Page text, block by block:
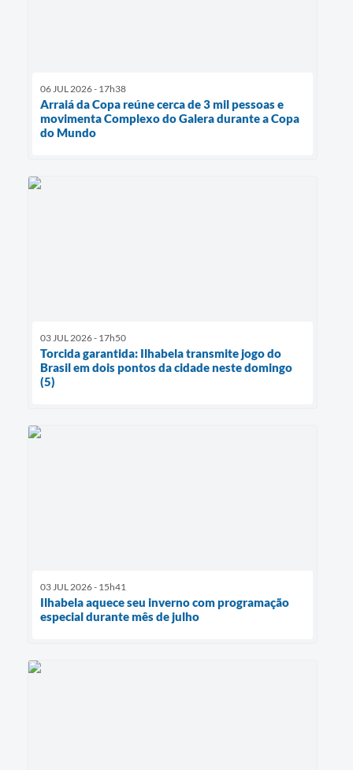
06 JUL 2026 - 17h38
Arraiá da Copa reúne cerca de 3 mil pessoas e
movimenta Complexo do Galera durante a Copa
do Mundo
03 JUL 2026 - 17h50
Torcida garantida: Ilhabela transmite jogo do
Brasil em dois pontos da cidade neste domingo
(5)
03 JUL 2026 - 15h41
Ilhabela aquece seu inverno com programação
especial durante mês de julho